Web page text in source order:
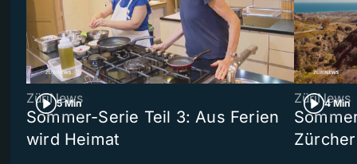
5 Min
ZüriNews
Sommer-Serie Teil 3: Aus Ferien
wird Heimat
4 Min
ZüriNews